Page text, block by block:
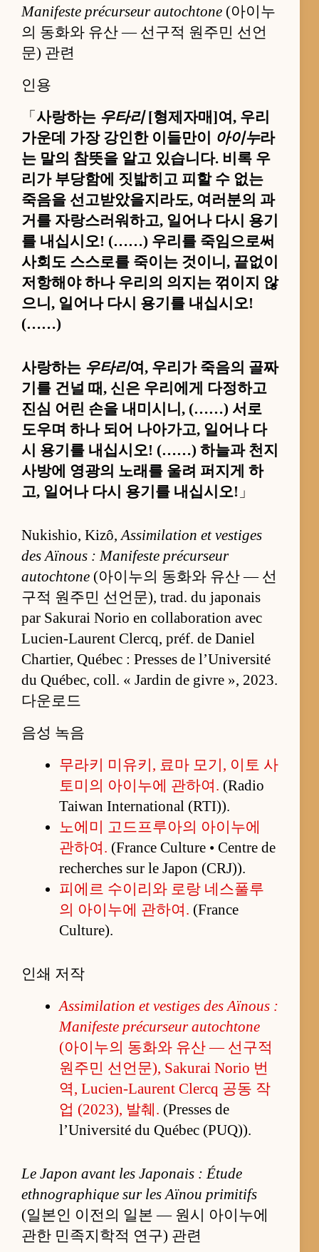
Manifeste précurseur autochtone (아이누
의 동화와 유산 — 선구적 원주민 선언
문) 관련
인용
「 사랑하는 우타리[형제자매]여, 우리
가운데 가장 강인한 이들만이
아이누라
는 말의 참뜻을 알고 있습니다. 비록 우
리가 부당함에 짓밟히고 피할 수 없는
죽음을 선고받았을지라도, 여러분의 과
거를 자랑스러워하고, 일어나 다시 용기
를 내십시오! (……) 우리를 죽임으로써
사회도 스스로를 죽이는 것이니, 끝없이
저항해야 하나 우리의 의지는 꺾이지 않
으니, 일어나 다시 용기를 내십시오!
(……)
사랑하는 우타리여, 우리가 죽음의 골짜
기를 건널 때, 신은 우리에게 다정하고
진심 어린 손을 내미시니, (……) 서로
도우며 하나 되어 나아가고, 일어나 다
시 용기를 내십시오! (……) 하늘과 천지
사방에 영광의 노래를 울려 퍼지게 하
고, 일어나 다시 용기를 내십시오! 」
Nukishio, Kizô, Assimilation et vestiges
des Aïnous : Manifeste précurseur
autochtone (아이누의 동화와 유산 — 선
구적 원주민 선언문), trad. du japonais
par Sakurai Norio en collaboration avec
Lucien-Laurent Clercq, préf. de Daniel
Chartier, Québec : Presses de l’Université
du Québec, coll. « Jardin de givre », 2023.
다운로드
음성 녹음
무라키 미유키, 료마 모기, 이토 사
토미의 아이누에 관하여. (Radio
Taiwan International (RTI)).
노에미 고드프루아의 아이누에
관하여. (France Culture • Centre de
recherches sur le Japon (CRJ)).
피에르 수이리와 로랑 네스풀루
의 아이누에 관하여. (France
Culture).
인쇄 저작
Assimilation et vestiges des Aïnous :
Manifeste précurseur autochtone
(아이누의 동화와 유산 — 선구적
원주민 선언문), Sakurai Norio 번
역, Lucien-Laurent Clercq 공동 작
업 (2023), 발췌. (Presses de
l’Université du Québec (PUQ)).
Le Japon avant les Japonais : Étude
ethnographique sur les Aïnou primitifs
(일본인 이전의 일본 — 원시 아이누에
관한 민족지학적 연구) 관련